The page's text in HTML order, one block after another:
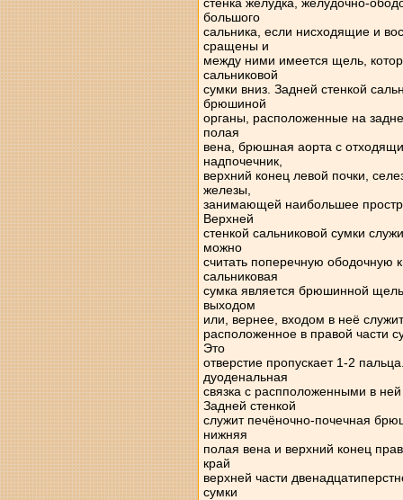
большого
сальника, если нисходящие и
сращены и
между ними имеется щель,
сальниковой
сумки вниз. Задней стенкой
брюшиной
органы, расположенные на
полая
вена, брюшная аорта с
надпочечник,
верхний конец левой почки,
железы,
занимающей наибольшее
Верхней
стенкой сальниковой сумки
можно
считать поперечную ободочную
сальниковая
сумка является брюшинной
выходом
или, вернее, входом в неё
расположенное в правой части
Это
отверстие пропускает 1-2
дуоденальная
связка с распположенными в
Задней стенкой
служит печёночно-почечная
нижняя
полая вена и верхний конец
край
верхней части
сумки